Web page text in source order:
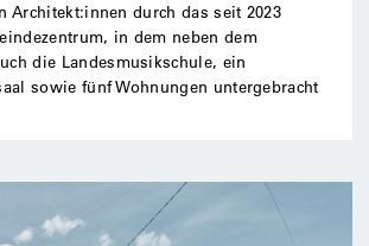
Architekt:innen durch das seit 2023
in dem neben dem
die Landesmusikschule, ein
sowie fünf Wohnungen untergebracht